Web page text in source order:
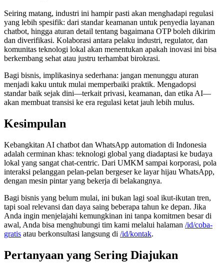
Seiring matang, industri ini hampir pasti akan menghadapi regulasi
yang lebih spesifik: dari standar keamanan untuk penyedia layanan
chatbot, hingga aturan detail tentang bagaimana OTP boleh dikirim
dan diverifikasi. Kolaborasi antara pelaku industri, regulator, dan
komunitas teknologi lokal akan menentukan apakah inovasi ini bisa
berkembang sehat atau justru terhambat birokrasi.
Bagi bisnis, implikasinya sederhana: jangan menunggu aturan
menjadi kaku untuk mulai memperbaiki praktik. Mengadopsi
standar baik sejak dini—terkait privasi, keamanan, dan etika AI—
akan membuat transisi ke era regulasi ketat jauh lebih mulus.
Kesimpulan
Kebangkitan AI chatbot dan WhatsApp automation di Indonesia
adalah cerminan khas: teknologi global yang diadaptasi ke budaya
lokal yang sangat chat-centric. Dari UMKM sampai korporasi, pola
interaksi pelanggan pelan-pelan bergeser ke layar hijau WhatsApp,
dengan mesin pintar yang bekerja di belakangnya.
Bagi bisnis yang belum mulai, ini bukan lagi soal ikut-ikutan tren,
tapi soal relevansi dan daya saing beberapa tahun ke depan. Jika
Anda ingin menjelajahi kemungkinan ini tanpa komitmen besar di
awal, Anda bisa menghubungi tim kami melalui halaman /id/coba-
gratis atau berkonsultasi langsung di /id/kontak.
Pertanyaan yang Sering Diajukan